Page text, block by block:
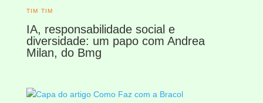
TIM TIM
IA, responsabilidade social e
diversidade: um papo com Andrea
Milan, do Bmg